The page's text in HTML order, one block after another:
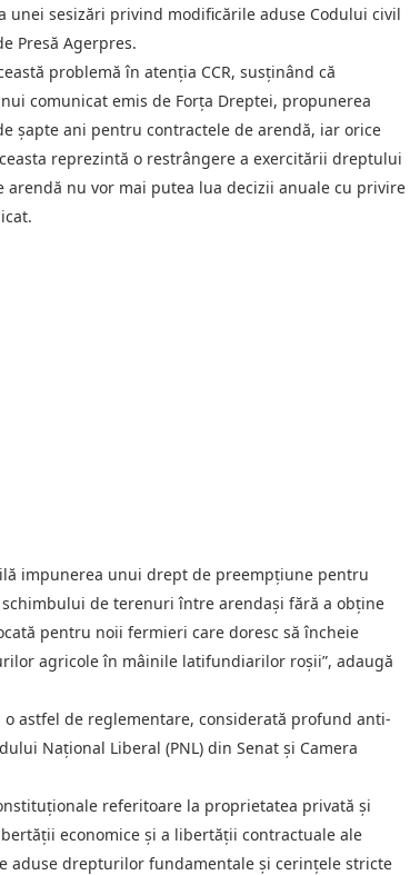
unei sesizări privind modificările aduse Codului civil
Presă Agerpres.
problemă în atenția CCR, susținând că
comunicat emis de Forța Dreptei, propunerea
șapte ani pentru contractele de arendă, iar orice
reprezintă o restrângere a exercitării dreptului
nu vor mai putea lua decizii anuale cu privire
impunerea unui drept de preempțiune pentru
de terenuri între arendași fără a obține
pentru noii fermieri care doresc să încheie
agricole în mâinile latifundiarilor roșii”, adaugă
o astfel de reglementare, considerată profund anti-
Național Liberal (PNL) din Senat și Camera
referitoare la proprietatea privată și
economice și a libertății contractuale ale
aduse drepturilor fundamentale și cerințele stricte